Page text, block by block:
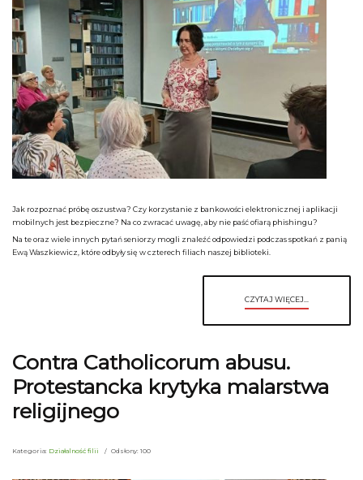
Jak rozpoznać próbę oszustwa? Czy korzystanie z bankowości elektronicznej i aplikacji
mobilnych jest bezpieczne? Na co zwracać uwagę, aby nie paść ofiarą phishingu?
Na te oraz wiele innych pytań seniorzy mogli znaleźć odpowiedzi podczas spotkań z panią
Ewą Waszkiewicz, które odbyły się w czterech filiach naszej biblioteki.
CZYTAJ WIĘCEJ...
Contra Catholicorum abusu.
Protestancka krytyka malarstwa
religijnego
Kategoria: Działalność filii Odsłony: 100